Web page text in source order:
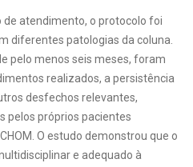
de atendimento, o protocolo foi
diferentes patologias da coluna.
pelo menos seis meses, foram
realizados, a persistência
desfechos relevantes,
pelos próprios pacientes
O estudo demonstrou que o
e adequado à